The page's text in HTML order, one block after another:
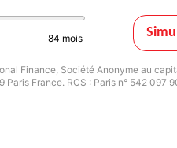
84 mois
Finance, Société Anonyme au
France. RCS : Paris n° 542 097